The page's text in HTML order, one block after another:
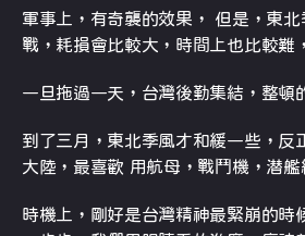
軍事上，有奇襲的效果， 但是，東
戰，耗損會比較大，時間上也比較難，
一旦拖過一天，台灣後勤集結，整頓
到了三月，東北季風才和緩一些，反
大陸，最喜歡 用航母，戰鬥機，潜艦
時機上，剛好是台灣精神最緊崩的時